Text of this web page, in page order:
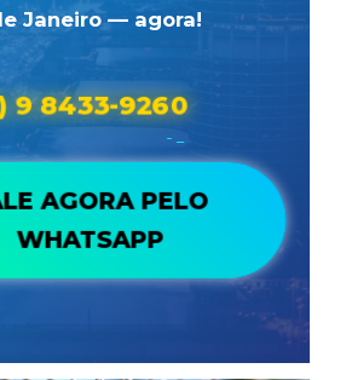
Janeiro — agora!
9 8433-9260
AGORA PELO
WHATSAPP